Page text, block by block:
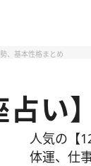
、基本性格まとめ
占
人気の【
体運、仕